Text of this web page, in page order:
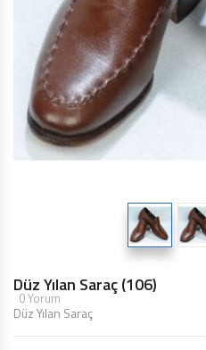
Düz Yılan Saraç (106)
0 Yorum
Düz Yılan Saraç